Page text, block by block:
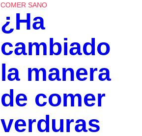
COMER SANO
¿Ha
cambiado
la manera
de comer
verduras